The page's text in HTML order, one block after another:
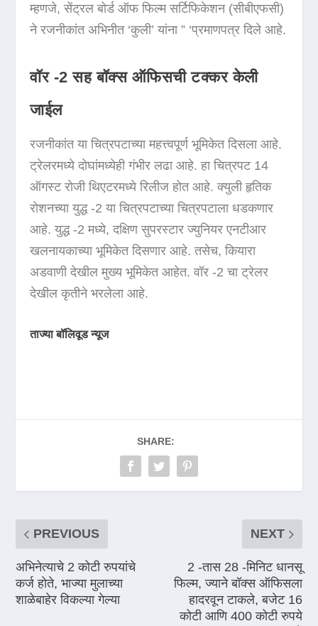
म्हणजे, सेंट्रल बोर्ड ऑफ फिल्म सर्टिफिकेशन (सीबीएफसी)
ने रजनीकांत अभिनीत ‘कुली’ यांना ” ‘प्रमाणपत्र दिले आहे.
वॉर -2 सह बॉक्स ऑफिसची टक्कर केली
जाईल
रजनीकांत या चित्रपटाच्या महत्त्वपूर्ण भूमिकेत दिसला आहे.
ट्रेलरमध्ये दोघांमध्येही गंभीर लढा आहे. हा चित्रपट 14
ऑगस्ट रोजी थिएटरमध्ये रिलीज होत आहे. क्युली हृतिक
रोशनच्या युद्ध -2 या चित्रपटाच्या चित्रपटाला धडकणार
आहे. युद्ध -2 मध्ये, दक्षिण सुपरस्टार ज्युनियर एनटीआर
खलनायकाच्या भूमिकेत दिसणार आहे. तसेच, कियारा
अडवाणी देखील मुख्य भूमिकेत आहेत. वॉर -2 चा ट्रेलर
देखील कृतीने भरलेला आहे.
ताज्या बॉलिवूड न्यूज
SHARE:
PREVIOUS
अभिनेत्याचे 2 कोटी रुपयांचे
कर्ज होते, भाज्या मुलाच्या
शाळेबाहेर विकल्या गेल्या
NEXT
2 -तास 28 -मिनिट धानसू
फिल्म, ज्याने बॉक्स ऑफिसला
हादरवून टाकले, बजेट 16
कोटी आणि 400 कोटी रुपये